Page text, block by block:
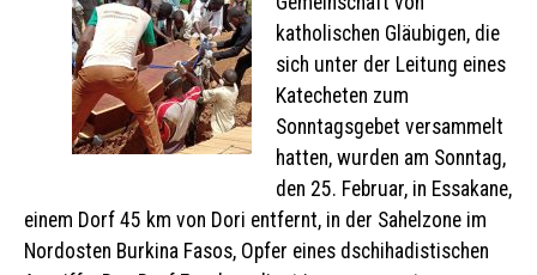
katholischen Gläubigen, die
sich unter der Leitung eines
Katecheten zum
Sonntagsgebet versammelt
hatten, wurden am Sonntag,
den 25. Februar, in Essakane,
einem Dorf 45 km von Dori entfernt, in der Sahelzone im
Nordosten Burkina Fasos, Opfer eines dschihadistischen